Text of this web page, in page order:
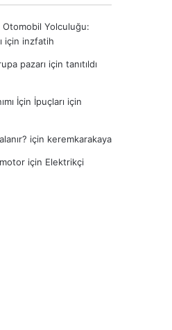
Otomobil Yolculuğu:
için inzfatih
pazarı için tanıtıldı
İçin İpuçları için
için keremkarakaya
için Elektrikçi